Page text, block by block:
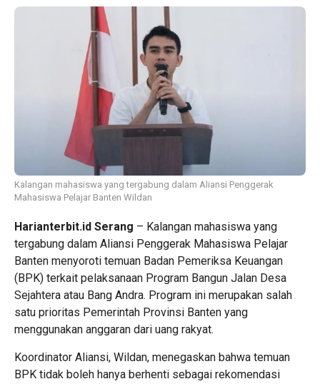
Kalangan mahasiswa yang tergabung dalam Aliansi Penggerak
Mahasiswa Pelajar Banten Wildan
Harianterbit.id Serang – Kalangan mahasiswa yang
tergabung dalam Aliansi Penggerak Mahasiswa Pelajar
Banten menyoroti temuan Badan Pemeriksa Keuangan
(BPK) terkait pelaksanaan Program Bangun Jalan Desa
Sejahtera atau Bang Andra. Program ini merupakan salah
satu prioritas Pemerintah Provinsi Banten yang
menggunakan anggaran dari uang rakyat.
Koordinator Aliansi, Wildan, menegaskan bahwa temuan
BPK tidak boleh hanya berhenti sebagai rekomendasi